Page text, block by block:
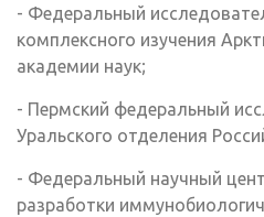
- Федеральный
комплексного изучения
академии наук;
- Пермский федеральный
Уральского отделения
- Федеральный научный
разработки